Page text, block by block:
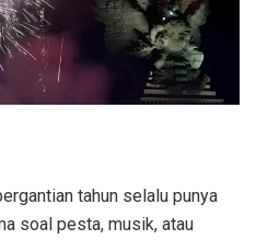
tahun selalu punya
soal pesta, musik, atau